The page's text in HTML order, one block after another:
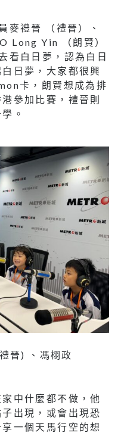
麥禮晉 （禮晉）、
Long Yin （朗賢）
看白日夢，認為白日
日夢，大家都很興
卡，朗賢想成為排
參加比賽，禮晉則
。
晉) 、馮栩政
中什麼都不做，他
出現，或會出現恐
一個天馬行空的想